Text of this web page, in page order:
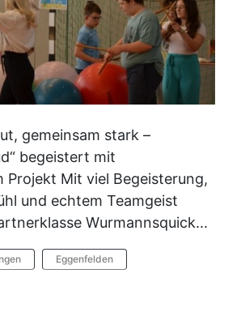
gemeinsam stark –
begeistert mit
Projekt Mit viel Begeisterung,
und echtem Teamgeist
Wurmannsquick...
Eggenfelden